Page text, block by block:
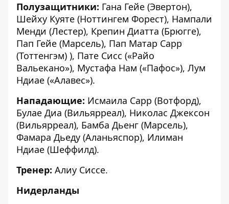
Полузащитники: Гана Гейе (Эвертон),
Шейху Куяте (Ноттингем Форест), Нампали
Менди (Лестер), Крепин Диатта (Брюгге),
Пап Гейе (Марсель), Пап Матар Сарр
(Тоттенгэм) ), Пате Сисс («Райо
Вальекано»), Мустафа Нам («Пафос»), Лум
Ндиае («Алавес»).
Нападающие: Исмаила Сарр (Вотфорд),
Булае Диа (Вильярреал), Николас Джексон
(Вильярреал), Бамба Дьенг (Марсель),
Фамара Дьеду (Аланьяспор), Илиман
Ндиае (Шеффилд).
Тренер: Алиу Сиссе.
Нидерланды